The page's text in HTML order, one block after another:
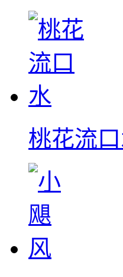
桃花流